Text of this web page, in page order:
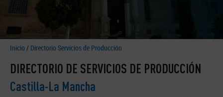
Inicio / Directorio Servicios de Producción
DIRECTORIO DE SERVICIOS DE PRODUCCIÓN
Castilla-La Mancha